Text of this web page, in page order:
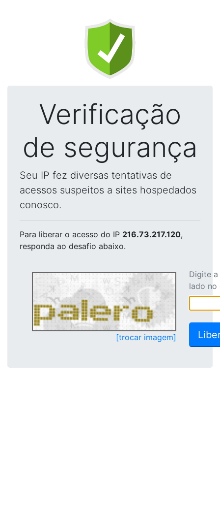
Verificação
de segurança
Seu IP fez diversas tentativas de
acessos suspeitos a sites hospedados
conosco.
Para liberar o acesso do IP 216.73.217.120,
responda ao desafio abaixo.
[trocar imagem]
Digite
lado no